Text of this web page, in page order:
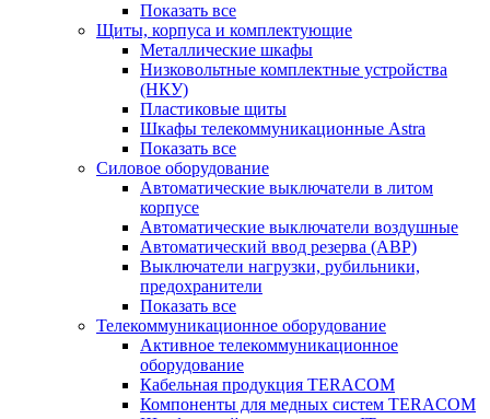
Показать все
Щиты, корпуса и комплектующие
Металлические шкафы
Низковольтные комплектные устройства
(НКУ)
Пластиковые щиты
Шкафы телекоммуникационные Astra
Показать все
Силовое оборудование
Автоматические выключатели в литом
корпусе
Автоматические выключатели воздушные
Автоматический ввод резерва (АВР)
Выключатели нагрузки, рубильники,
предохранители
Показать все
Телекоммуникационное оборудование
Активное телекоммуникационное
оборудование
Кабельная продукция TERACOM
Компоненты для медных систем TERACOM